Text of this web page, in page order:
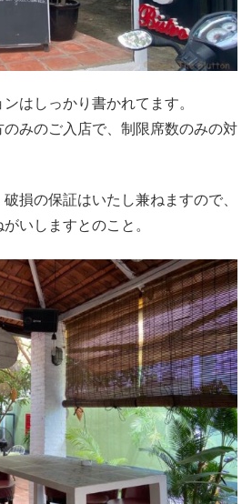
はしっかり書かれてます。
のみのご入店で、制限席数のみの対
損の保証はいたし兼ねますので、
いしますとのこと。